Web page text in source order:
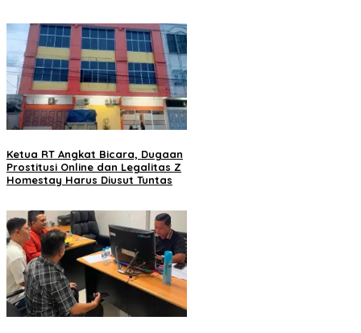
Ketua RT Angkat Bicara, Dugaan
Prostitusi Online dan Legalitas Z
Homestay Harus Diusut Tuntas